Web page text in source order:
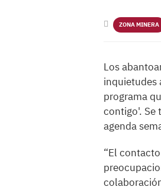
ZONA MINERA
Los
inquietudes
programa
contigo'. Se
agenda
“El